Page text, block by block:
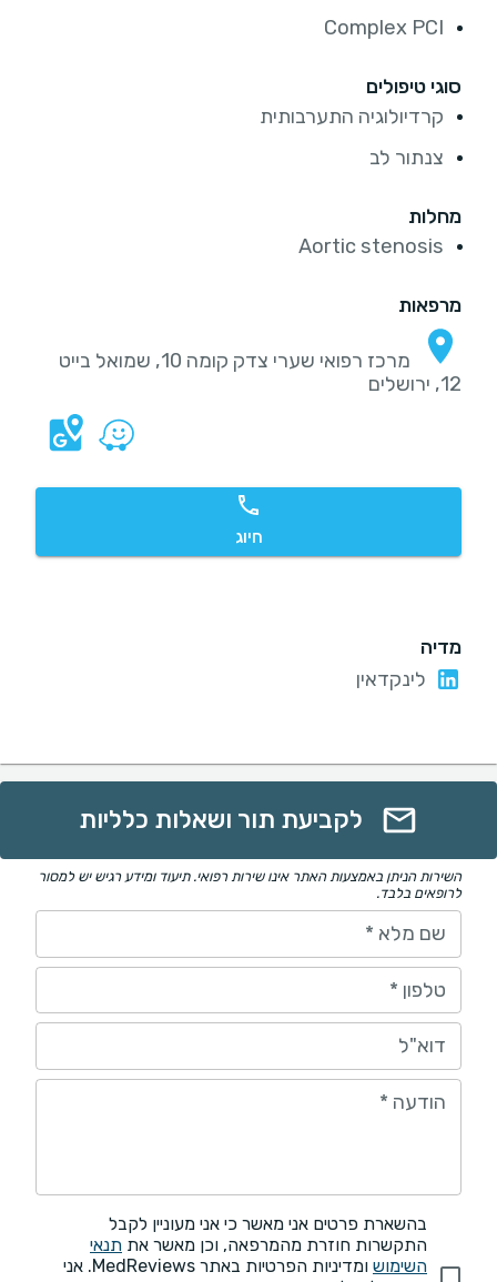
Complex PCI
סוגי טיפולים
קרדיולוגיה התערבותית
צנתור לב
מחלות
Aortic stenosis
מרפאות
מרכז רפואי שערי צדק קומה 10, שמואל בייט
12, ירושלים
חיוג
מדיה
לינקדאין
לקביעת תור ושאלות כלליות
השירות הניתן באמצעות האתר אינו שירות רפואי. תיעוד ומידע רגיש יש למסור
לרופאים בלבד.
שם מלא *
טלפון *
דוא"ל
הודעה *
בהשארת פרטים אני מאשר כי אני מעוניין לקבל
התקשרות חוזרת מהמרפאה, וכן מאשר את תנאי
השימוש
ומדיניות הפרטיות באתר MedReviews. אני